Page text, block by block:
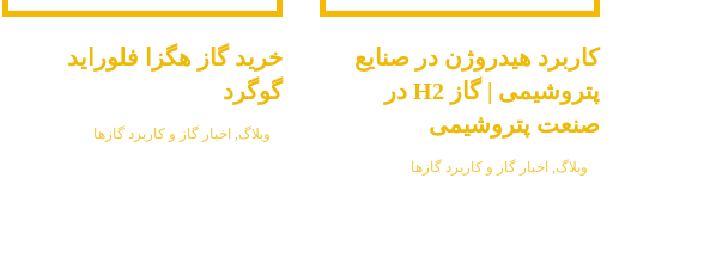
کاربرد هیدروژن در صنایع
پتروشیمی | گاز H2 در
صنعت پتروشیمی
وبلاگ, اخبار گاز و کاربرد گازها
خرید گاز هگزا فلوراید
گوگرد
وبلاگ, اخبار گاز و کاربرد گازها